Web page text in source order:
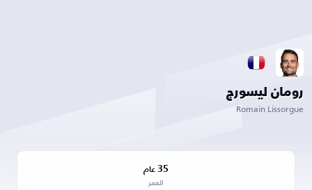
رومان ليسورج
Romain Lissorgue
35 عام
العمر